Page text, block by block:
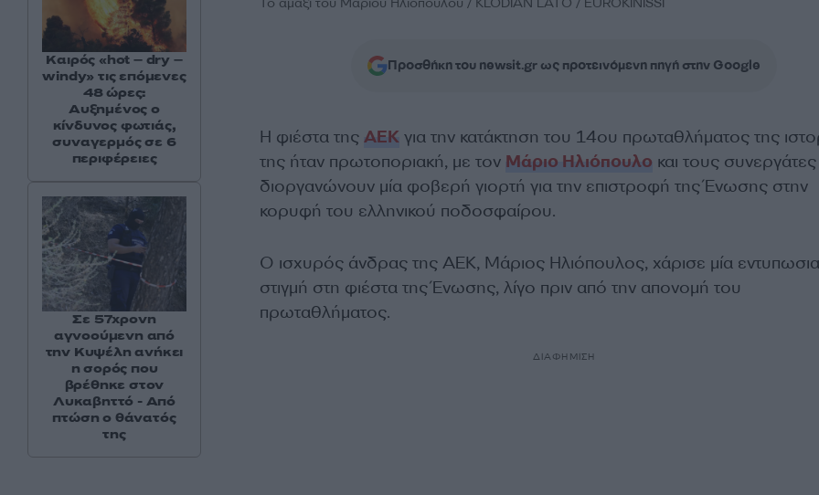
Προσθήκη του newsit.gr ως προτεινόμενη πηγή στην Google
Η φιέστα της ΑΕΚγια την κατάκτηση του 14ου πρωταθλήματος της
της ήταν πρωτοποριακή, με τον Μάριο Ηλιόπουλο και τους
διοργανώνουν μία φοβερή γιορτή για την επιστροφή της Ένωσης στην
κορυφή του ελληνικού ποδοσφαίρου.
Ο ισχυρός άνδρας της ΑΕΚ, Μάριος Ηλιόπουλος, χάρισε μία
στιγμή στη φιέστα της Ένωσης, λίγο πριν από την απονομή του
πρωταθλήματος.
ΔΙΑΦΗΜΙΣΗ
Καιρός «hot – dry –
windy» τις επόμενες
48 ώρες:
Αυξημένος ο
κίνδυνος φωτιάς,
συναγερμός σε 6
περιφέρειες
Σε 57χρονη
αγνοούμενη από
την Κυψέλη ανήκει
η σορός που
βρέθηκε στον
Λυκαβηττό - Από
πτώση ο θάνατός
της